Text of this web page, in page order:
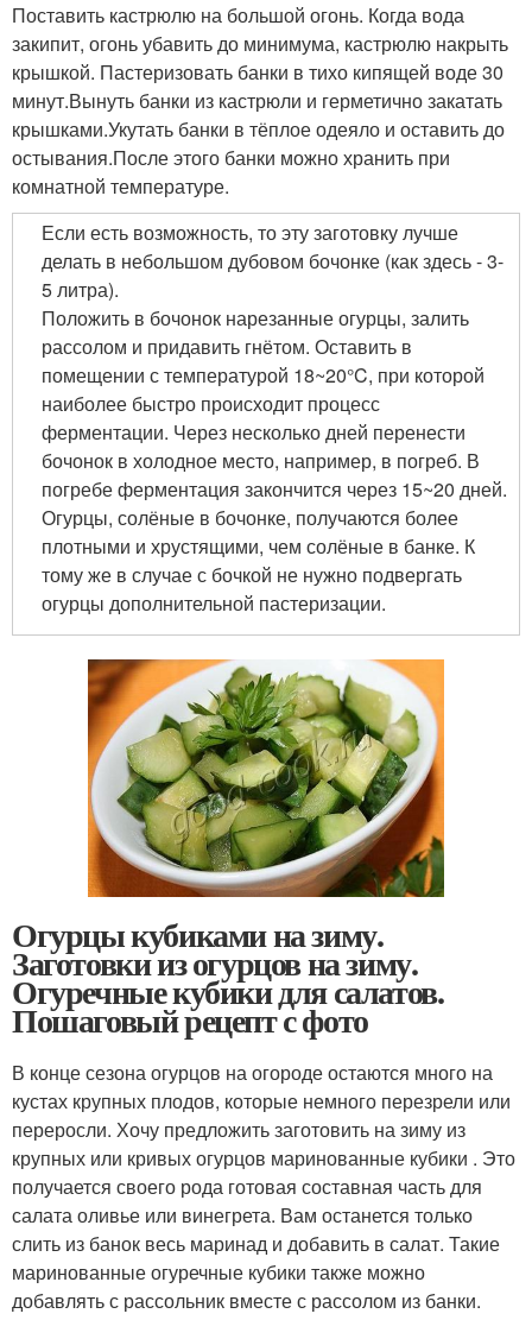
Поставить кастрюлю на большой огонь. Когда вода
закипит, огонь убавить до минимума, кастрюлю накрыть
крышкой. Пастеризовать банки в тихо кипящей воде 30
минут.Вынуть банки из кастрюли и герметично закатать
крышками.Укутать банки в тёплое одеяло и оставить до
остывания.После этого банки можно хранить при
комнатной температуре.
Если есть возможность, то эту заготовку лучше
делать в небольшом дубовом бочонке (как здесь - 3-
5 литра).
Положить в бочонок нарезанные огурцы, залить
рассолом и придавить гнётом. Оставить в
помещении с температурой 18~20°C, при которой
наиболее быстро происходит процесс
ферментации. Через несколько дней перенести
бочонок в холодное место, например, в погреб. В
погребе ферментация закончится через 15~20 дней.
Огурцы, солёные в бочонке, получаются более
плотными и хрустящими, чем солёные в банке. К
тому же в случае с бочкой не нужно подвергать
огурцы дополнительной пастеризации.
Огурцы кубиками на зиму.
Заготовки из огурцов на зиму.
Огуречные кубики для салатов.
Пошаговый рецепт с фото
В конце сезона огурцов на огороде остаются много на
кустах крупных плодов, которые немного перезрели или
переросли. Хочу предложить заготовить на зиму из
крупных или кривых огурцов маринованные кубики . Это
получается своего рода готовая составная часть для
салата оливье или винегрета. Вам останется только
слить из банок весь маринад и добавить в салат. Такие
маринованные огуречные кубики также можно
добавлять с рассольник вместе с рассолом из банки.